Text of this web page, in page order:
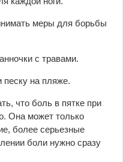
меры для борьбы
с травами.
песку на пляже.
что боль в пятке при
Она может только
более серьезные
боли нужно сразу